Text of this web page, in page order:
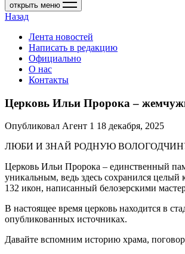
открыть меню
Назад
Лента новостей
Написать в редакцию
Официально
О нас
Контакты
Церковь Ильи Пророка –
Опубликовал Агент 1 18 декабря, 2025
ЛЮБИ И ЗНАЙ РОДНУЮ
Церковь Ильи Пророка – единственный
уникальным, ведь здесь сохранился целый
132 икон, написанный белозерскими
В настоящее время церковь находится в
опубликованных источниках.
Давайте вспомним историю храма,